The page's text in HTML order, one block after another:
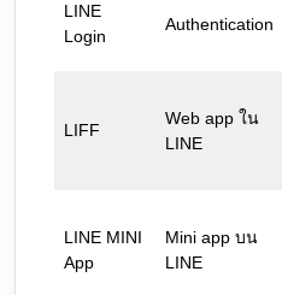
LINE
Login
Authentication
LIFF
Web app ใน
LINE
LINE MINI
App
Mini app บน
LINE